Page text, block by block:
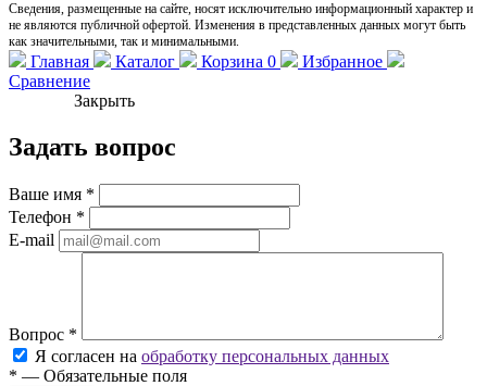
Сведения, размещенные на сайте, носят исключительно информационный характер и
не являются публичной офертой. Изменения в представленных данных могут быть
как значительными, так и минимальными.
Главная Каталог Корзина 0
Избранное
Сравнение
Закрыть
Задать вопрос
Ваше имя *
Телефон *
E-mail
Вопрос *
Я согласен на обработку персональных данных
* — Обязательные поля